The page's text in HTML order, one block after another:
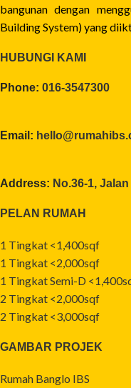
bangunan dengan
Building System) yang
HUBUNGI KAMI
Phone: 016-3547300
Email:
Address: No.36-1,
PELAN RUMAH
1 Tingkat <1,400sqf
1 Tingkat <2,000sqf
1 Tingkat Semi-D
2 Tingkat <2,000sqf
2 Tingkat <3,000sqf
GAMBAR PROJEK
Rumah Banglo IBS